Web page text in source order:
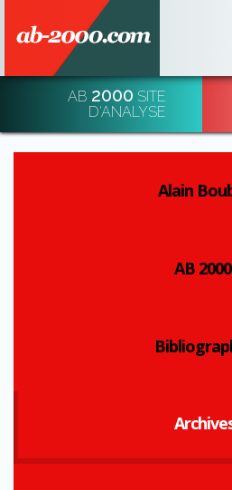
DÉCHIFFRER & DÉ-
AB 2000 SITE
D'ANALYSE
Alain
AB 2000